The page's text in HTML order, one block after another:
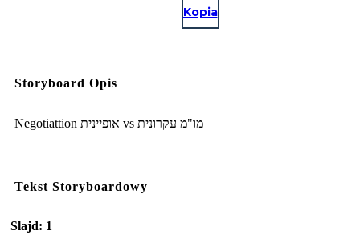
Kopia
Storyboard Opis
Negotiattion אופיינית vs מו"מ עקרונית
Tekst Storyboardowy
Slajd: 1